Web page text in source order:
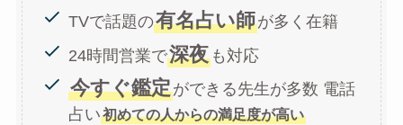
TVで話題の有名占い師が多く在籍
24時間営業で深夜 も対応
今すぐ鑑定ができる先生が多数 電話
占い初めての人からの満足度が高い